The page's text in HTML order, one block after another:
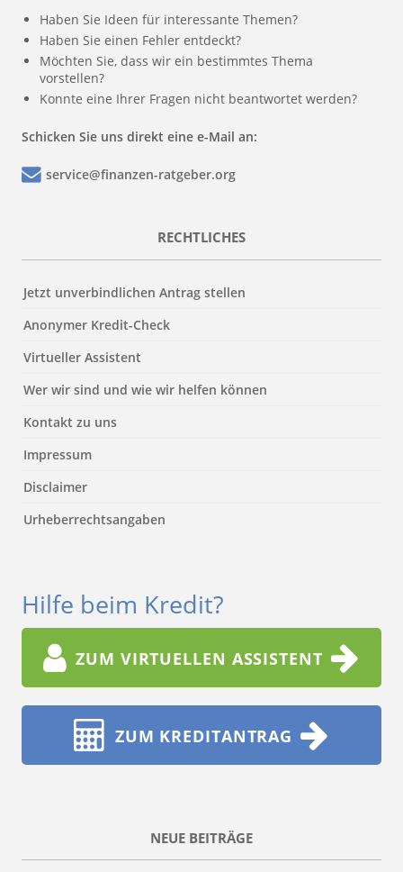
Haben Sie Ideen für interessante Themen?
Haben Sie einen Fehler entdeckt?
Möchten Sie, dass wir ein bestimmtes Thema
vorstellen?
Konnte eine Ihrer Fragen nicht beantwortet werden?
Schicken Sie uns direkt eine e-Mail an:
service@finanzen-ratgeber.org
RECHTLICHES
Jetzt unverbindlichen Antrag stellen
Anonymer Kredit-Check
Virtueller Assistent
Wer wir sind und wie wir helfen können
Kontakt zu uns
Impressum
Disclaimer
Urheberrechtsangaben
Hilfe beim Kredit?
ZUM VIRTUELLEN ASSISTENT
ZUM KREDITANTRAG
NEUE BEITRÄGE